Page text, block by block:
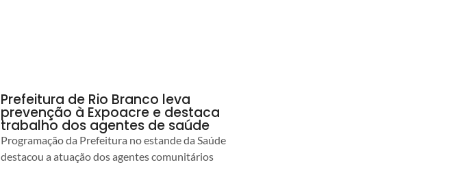
Prefeitura de Rio Branco leva
prevenção à Expoacre e destaca
trabalho dos agentes de saúde
Programação da Prefeitura no estande da Saúde
destacou a atuação dos agentes comunitários